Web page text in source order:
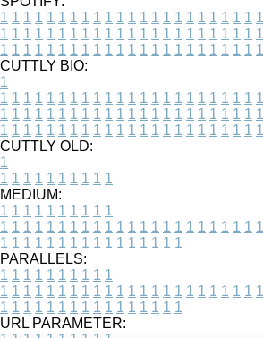
1 1 1 1 1 1 1 1 1 1 1 1 1 1 1 1 1 1 1 1 1 1 1
1 1 1 1 1 1 1 1 1 1 1 1 1 1 1 1 1 1 1 1 1 1 1
1 1 1 1 1 1 1 1 1 1 1 1 1 1 1 1 1 1 1 1 1 1 1
CUTTLY BIO:
1
1 1 1 1 1 1 1 1 1 1 1 1 1 1 1 1 1 1 1 1 1 1 1
1 1 1 1 1 1 1 1 1 1 1 1 1 1 1 1 1 1 1 1 1 1 1
1 1 1 1 1 1 1 1 1 1 1 1 1 1 1 1 1 1 1 1 1 1 1
CUTTLY OLD:
1
1 1 1 1 1 1 1 1 1 1
MEDIUM:
1 1 1 1 1 1 1 1 1 1
1 1 1 1 1 1 1 1 1 1 1 1 1 1 1 1 1 1 1 1 1 1 1
1 1 1 1 1 1 1 1 1 1 1 1 1 1 1 1
PARALLELS:
1 1 1 1 1 1 1 1 1 1
1 1 1 1 1 1 1 1 1 1 1 1 1 1 1 1 1 1 1 1 1 1 1
1 1 1 1 1 1 1 1 1 1 1 1 1 1 1 1
URL PARAMETER: